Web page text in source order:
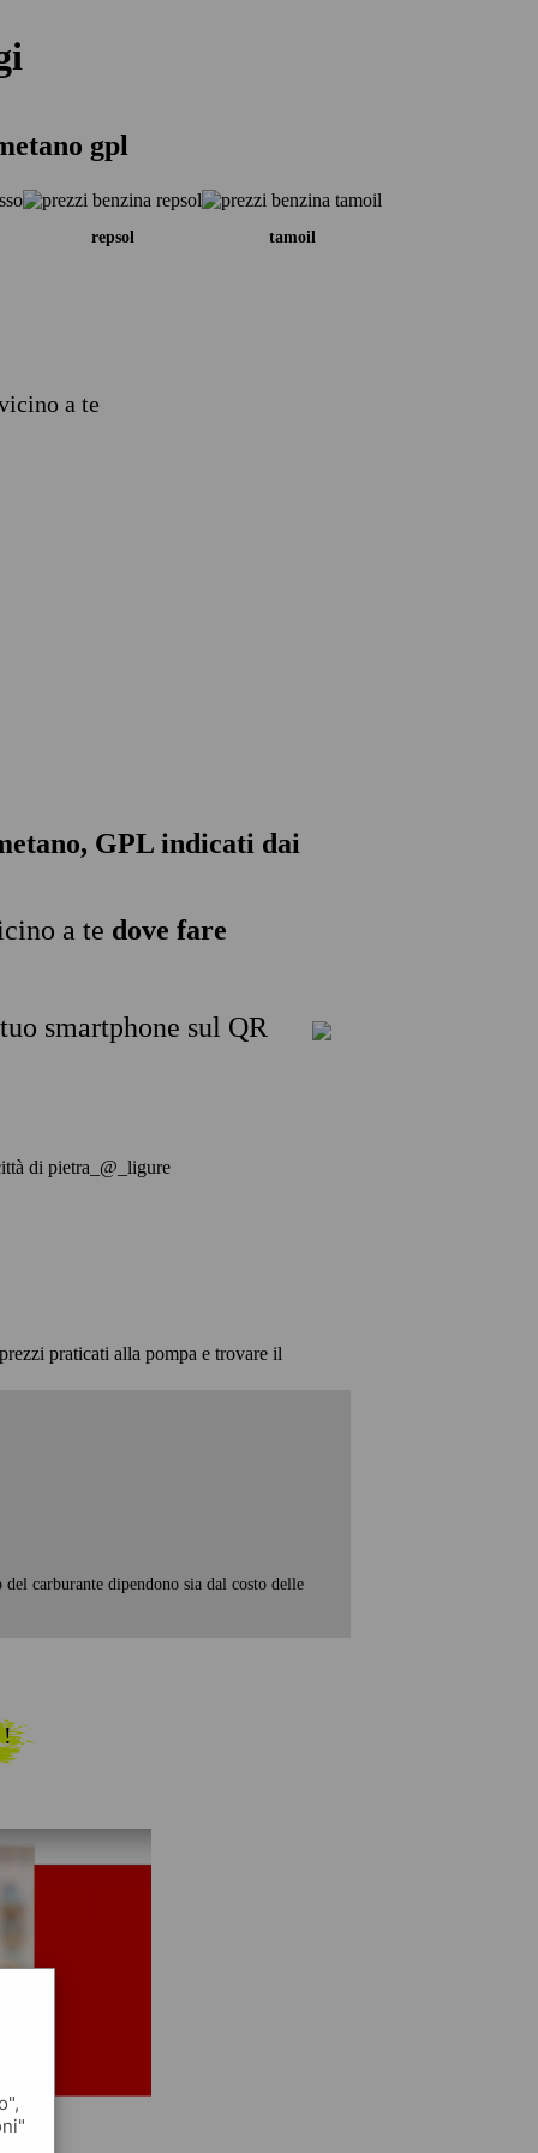
gpl
repsol tamoil
a te
GPL indicati dai
a te dove fare
smartphone sul QR
di pietra_@_ligure
praticati alla pompa e trovare il
carburante dipendono sia dal costo delle
!